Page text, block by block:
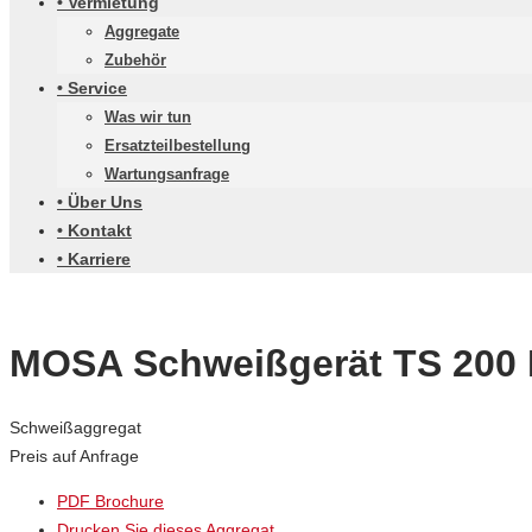
Aggregate
Zubehör
• Service
Was wir tun
Ersatzteilbestellung
Wartungsanfrage
• Über Uns
• Kontakt
• Karriere
MOSA Schweißgerät TS 200
Schweißaggregat
Preis auf Anfrage
PDF Brochure